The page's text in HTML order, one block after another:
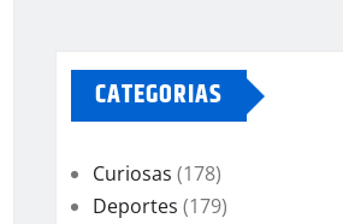
CATEGORIAS
Curiosas (178)
Deportes (179)